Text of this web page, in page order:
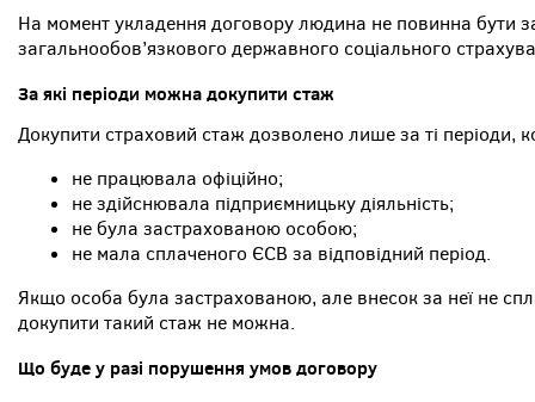
На момент укладення договору людина не повинна бути
загальнообов’язкового державного соціального
За які періоди можна докупити стаж
Докупити страховий стаж дозволено лише за ті періоди,
не працювала офіційно;
не здійснювала підприємницьку діяльність;
не була застрахованою особою;
не мала сплаченого ЄСВ за відповідний період.
Якщо особа була застрахованою, але внесок за неї не
докупити такий стаж не можна.
Що буде у разі порушення умов договору